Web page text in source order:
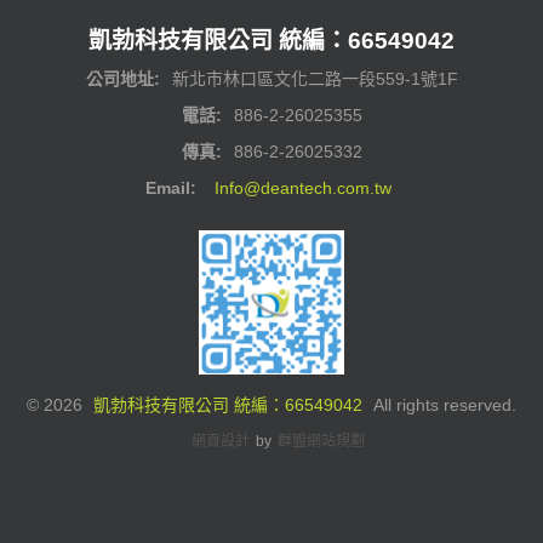
凱勃科技有限公司 統編：66549042
公司地址:
新北市林口區文化二路一段559-1號1F
電話:
886-2-26025355
傳真:
886-2-26025332
Email:
Info@deantech.com.tw
© 2026 凱勃科技有限公司 統編：66549042 All rights reserved.
網頁設計 by 群盟網站規劃